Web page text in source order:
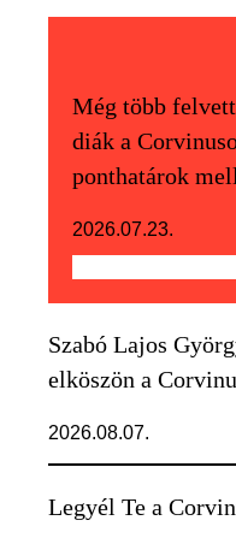
Még több
diák a
ponthatárok
2026.07.23.
Szabó Lajos
elköszön a
2026.08.07.
Legyél Te a